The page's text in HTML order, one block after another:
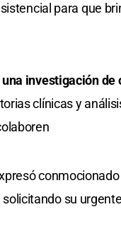
para que
investigación de
clínicas y
su